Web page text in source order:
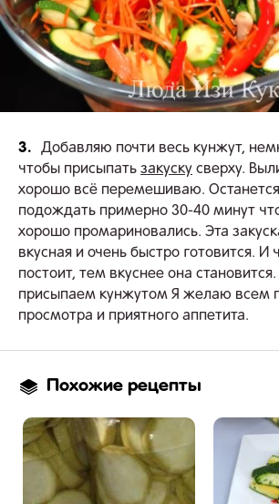
3.
Добавляю почти весь кунжут,
чтобы присыпать закуску сверху.
хорошо всё перемешиваю.
подождать примерно 30-40 минут
хорошо промариновались. Эта
вкусная и очень быстро готовится.
постоит, тем вкуснее она
присыпаем кунжутом Я желаю всем
просмотра и приятного аппетита.
Похожие рецепты